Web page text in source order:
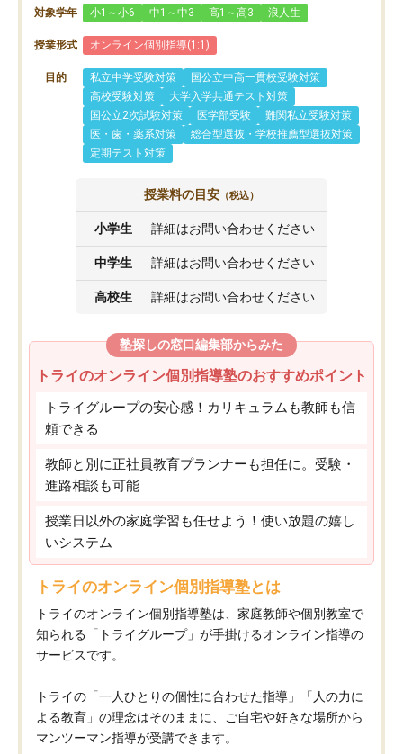
対象学年 小1～小6 中1～中3 高1～高3 浪人生
授業形式 オンライン個別指導(1:1)
目的 私立中学受験対策
国公立中高一貫校受験対策
高校受験対策
大学入学共通テスト対策
国公立2次試験対策
医学部受験
難関私立受験対策
医・歯・薬系対策
総合型選抜・学校推薦型選抜対策
定期テスト対策
授業料の目安 （税込）
小学生 詳細はお問い合わせください
中学生 詳細はお問い合わせください
高校生 詳細はお問い合わせください
塾探しの窓口編集部からみた
トライのオンライン個別指導塾のおすすめポイント
トライグループの安心感！カリキュラムも教師も信
頼できる
教師と別に正社員教育プランナーも担任に。受験・
進路相談も可能
授業日以外の家庭学習も任せよう！使い放題の嬉し
いシステム
トライのオンライン個別指導塾とは
トライのオンライン個別指導塾は、家庭教師や個別教室で
知られる「トライグループ」が手掛けるオンライン指導の
サービスです。
トライの「一人ひとりの個性に合わせた指導」「人の力に
よる教育」の理念はそのままに、ご自宅や好きな場所から
マンツーマン指導が受講できます。